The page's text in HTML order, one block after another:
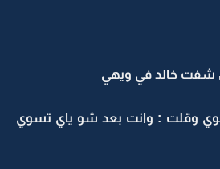
خالد في ويهي
وقلت : وانت بعد شو ياي تسوي